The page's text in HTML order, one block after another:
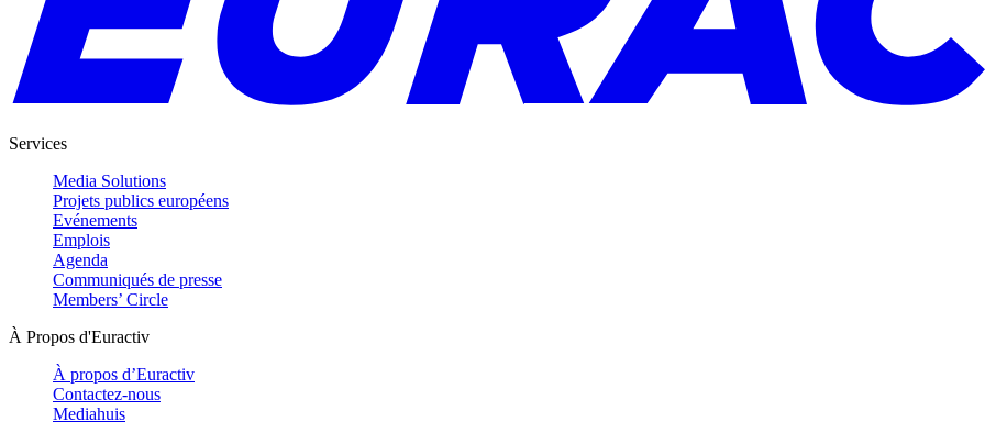
Services
Media Solutions
Projets publics européens
Evénements
Emplois
Agenda
Communiqués de presse
Members’ Circle
À Propos d'Euractiv
À propos d’Euractiv
Contactez-nous
Mediahuis